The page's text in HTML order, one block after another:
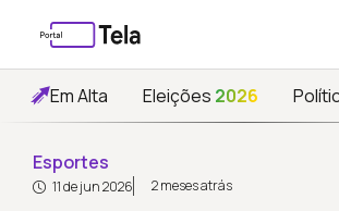
Em Alta Eleições 2026
Esportes
11 de jun 2026 2 meses atrás